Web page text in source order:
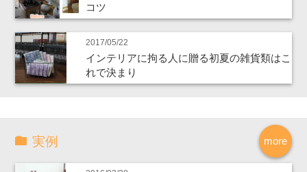
コツ
2017/05/22
インテリアに拘る人に贈る初夏の雑貨類はこ
れで決まり
more
実例